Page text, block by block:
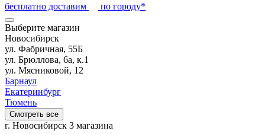
бесплатно доставим
по городу*
Выберите магазин
Новосибирск
ул. Фабричная, 55Б
ул. Брюллова, 6а, к.1
ул. Мясниковой, 12
Барнаул
Екатеринбург
Тюмень
Смотреть все
г. Новосибирск 3 магазина